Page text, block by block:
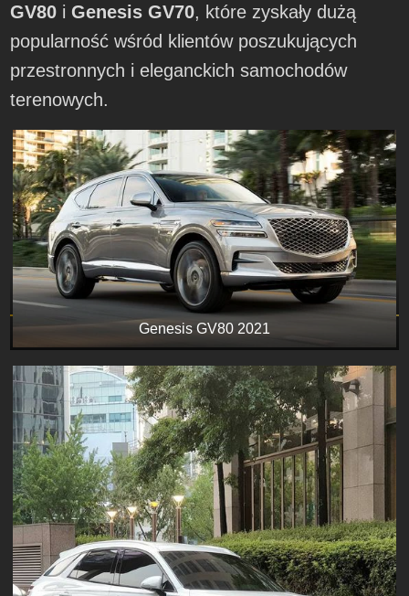
GV80 iGenesis GV70, które zyskały dużą
popularność wśród klientów poszukujących
przestronnych i eleganckich samochodów
terenowych.
Genesis GV80 2021